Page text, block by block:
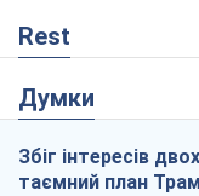
Rest
Думки
Збіг інтересів
таємний план